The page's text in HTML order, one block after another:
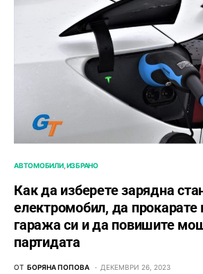
АВТОМОБИЛИ ИЗБРАНО
Как да изберете зарядна
електромобил, да прокарате
гаража си и да повишите
партидата
ОТ БОРЯНА ПОПОВА ДЕКЕМВРИ 26, 2023